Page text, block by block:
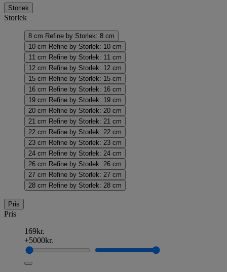
Storlek
Storlek
8 cm Refine by Storlek: 8 cm
10 cm Refine by Storlek: 10 cm
11 cm Refine by Storlek: 11 cm
12 cm Refine by Storlek: 12 cm
15 cm Refine by Storlek: 15 cm
16 cm Refine by Storlek: 16 cm
19 cm Refine by Storlek: 19 cm
20 cm Refine by Storlek: 20 cm
21 cm Refine by Storlek: 21 cm
22 cm Refine by Storlek: 22 cm
23 cm Refine by Storlek: 23 cm
24 cm Refine by Storlek: 24 cm
26 cm Refine by Storlek: 26 cm
27 cm Refine by Storlek: 27 cm
28 cm Refine by Storlek: 28 cm
Pris
Pris
169kr.
+5000kr.